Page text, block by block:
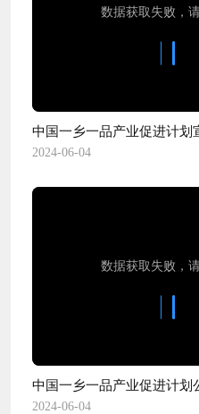
中国一乡一品产业促进计划
2024-06-04
中国一乡一品产业促进计划
2024-06-04